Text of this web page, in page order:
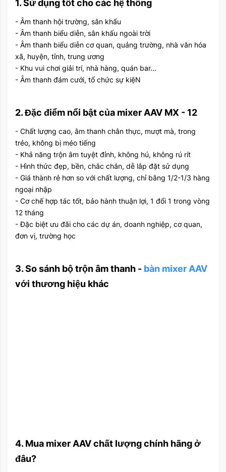
1. Sử dụng tốt cho các hệ thống
- Âm thanh hội trường, sân khấu
- Âm thanh biểu diễn, sân khấu ngoài trời
- Âm thanh biểu diễn cơ quan, quảng trường, nhà văn hóa
xã, huyện, tỉnh, trung ương
- Khu vui chơi giải trí, nhà hàng, quán bar...
- Âm thanh đám cưới, tổ chức sự kiệN
2. Đặc điểm nổi bật của mixer AAV MX - 12
- Chất lượng cao, âm thanh chân thực, mượt mà, trong
trẻo, không bị méo tiếng
- Khả năng trộn âm tuyệt đỉnh, không hú, không rú rít
- Hình thức đẹp, bền, chắc chắn, dễ lắp đặt sử dụng
- Giá thành rẻ hơn so với chất lượng, chỉ bằng 1/2-1/3 hàng
ngoại nhập
- Cơ chế hợp tác tốt, bảo hành thuận lợi, 1 đổi 1 trong vòng
12 tháng
- Đặc biệt ưu đãi cho các dự án, doanh nghiệp, cơ quan,
đơn vị, trường học
3. So sánh bộ trộn âm thanh - bàn mixer AAV
với thương hiệu khác
4. Mua mixer AAV chất lượng chính hãng ở
đâu?